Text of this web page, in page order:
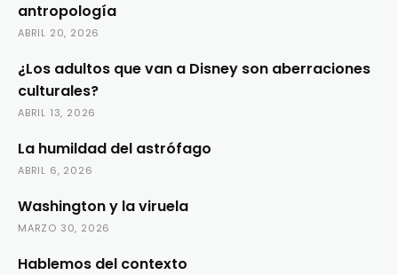
antropología
ABRIL 20, 2026
¿Los adultos que van a Disney son aberraciones
culturales?
ABRIL 13, 2026
La humildad del astrófago
ABRIL 6, 2026
Washington y la viruela
MARZO 30, 2026
Hablemos del contexto